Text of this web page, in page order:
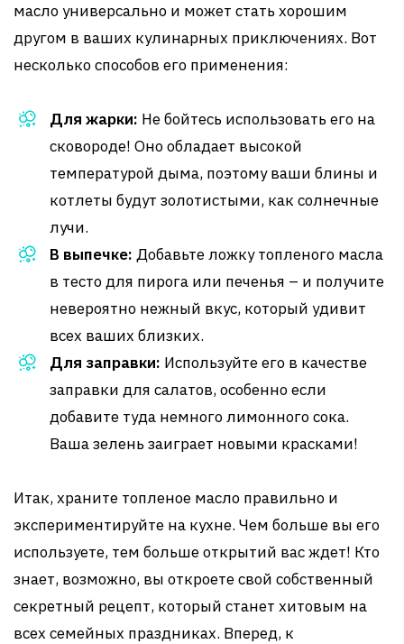
масло универсально и может стать хорошим
другом в ваших кулинарных приключениях. Вот
несколько способов его применения:
Для жарки: Не бойтесь использовать его на
сковороде! Оно обладает высокой
температурой дыма, поэтому ваши блины и
котлеты будут золотистыми, как солнечные
лучи.
В выпечке: Добавьте ложку топленого масла
в тесто для пирога или печенья – и получите
невероятно нежный вкус, который удивит
всех ваших близких.
Для заправки: Используйте его в качестве
заправки для салатов, особенно если
добавите туда немного лимонного сока.
Ваша зелень заиграет новыми красками!
Итак, храните топленое масло правильно и
экспериментируйте на кухне. Чем больше вы его
используете, тем больше открытий вас ждет! Кто
знает, возможно, вы откроете свой собственный
секретный рецепт, который станет хитовым на
всех семейных праздниках. Вперед, к